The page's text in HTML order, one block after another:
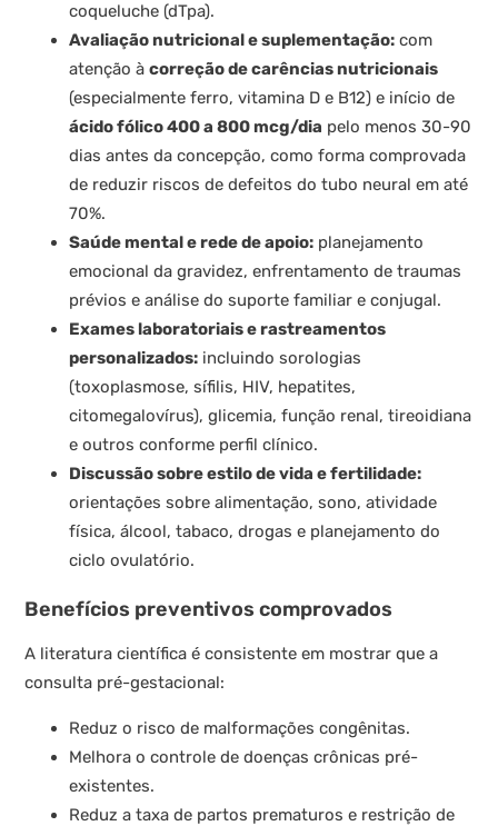
coqueluche (dTpa).
Avaliação nutricional e suplementação: com
atenção àcorreção de carências nutricionais
(especialmente ferro, vitamina D e B12) e início de
ácido fólico 400 a 800 mcg/dia pelo menos 30-90
dias antes da concepção, como forma comprovada
de reduzir riscos de defeitos do tubo neural em até
70%.
Saúde mental e rede de apoio: planejamento
emocional da gravidez, enfrentamento de traumas
prévios e análise do suporte familiar e conjugal.
Exames laboratoriais e rastreamentos
personalizados: incluindo sorologias
(toxoplasmose, sífilis, HIV, hepatites,
citomegalovírus), glicemia, função renal, tireoidiana
e outros conforme perfil clínico.
Discussão sobre estilo de vida e fertilidade:
orientações sobre alimentação, sono, atividade
física, álcool, tabaco, drogas e planejamento do
ciclo ovulatório.
Benefícios preventivos comprovados
A literatura científica é consistente em mostrar que a
consulta pré-gestacional:
Reduz o risco de malformações congênitas.
Melhora o controle de doenças crônicas pré-
existentes.
Reduz a taxa de partos prematuros e restrição de